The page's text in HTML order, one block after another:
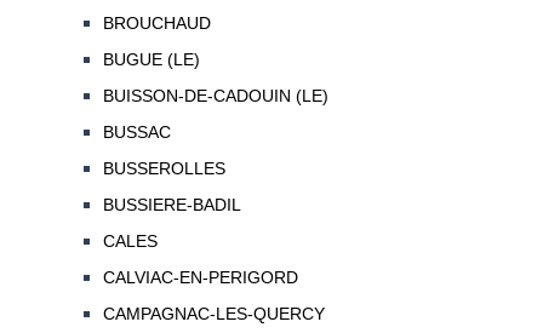
BROUCHAUD
BUGUE (LE)
BUISSON-DE-CADOUIN (LE)
BUSSAC
BUSSEROLLES
BUSSIERE-BADIL
CALES
CALVIAC-EN-PERIGORD
CAMPAGNAC-LES-QUERCY